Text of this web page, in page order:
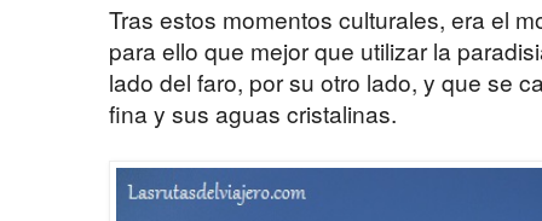
Tras estos momentos culturales, era el
para ello que mejor que utilizar la
lado del faro, por su otro lado, y que se
fina y sus aguas cristalinas.